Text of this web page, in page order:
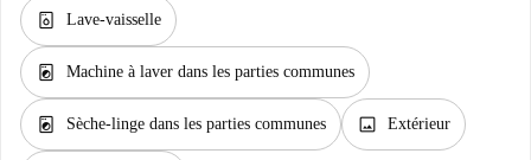
dishwasher_gen Lave-vaisselle
local_laundry_service Machine à laver dans les parties communes
local_laundry_service Sèche-linge dans les parties communes image Extérieur